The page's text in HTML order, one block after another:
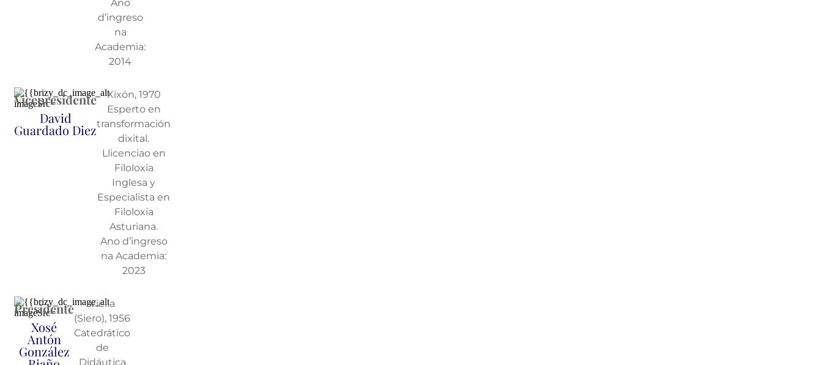
Ano
d’ingreso
na
Academia:
2014
Vicepresidente
David
Guardado Diez
Xixón, 1970
Esperto en
transformación
dixital.
Llicenciao en
Filoloxía
Inglesa y
Especialista en
Filoloxía
Asturiana.
Ano d’ingreso
na Academia:
2023
Presidente
Xosé
Antón
González
Viella
(Siero), 1956
Catedrático
de
Didáutica